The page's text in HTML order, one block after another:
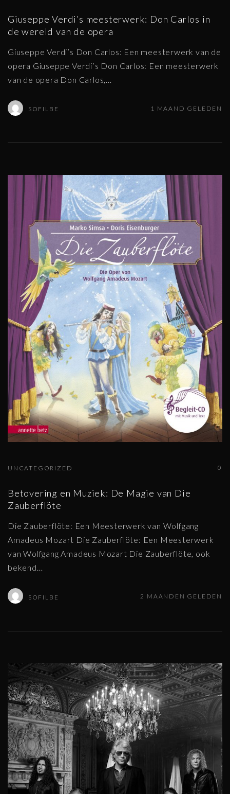
Giuseppe Verdi’s meesterwerk: Don Carlos in
de wereld van de opera
Giuseppe Verdi’s Don Carlos: Een meesterwerk van de
opera Giuseppe Verdi’s Don Carlos: Een meesterwerk
van de opera Don Carlos,…
SOFILBE 1 MAAND GELEDEN
0
UNCATEGORIZED
Betovering en Muziek: De Magie van Die
Zauberflöte
Die Zauberflöte: Een Meesterwerk van Wolfgang
Amadeus Mozart Die Zauberflöte: Een Meesterwerk
van Wolfgang Amadeus Mozart Die Zauberflöte, ook
bekend…
SOFILBE 2 MAANDEN GELEDEN